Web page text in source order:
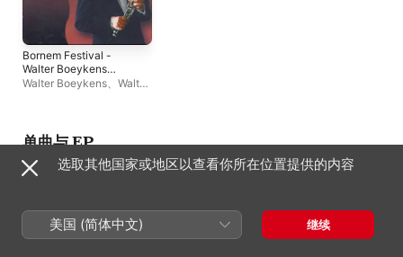
Bornem Festival -
Walter Boeykens
(Live) [Volume 1]
Walter Boeykens、 Walter
单曲与 EP
选取其他国家或地区以查看你所在位置提供的内容
美国 (简体中文) 继续